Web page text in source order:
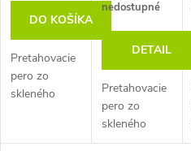
d
u
DO KOŠÍKA
Pretahovacie
pero zo
skleného
11 mm a
nedostupné
DETAIL
Pretahovacie
pero zo
skleného
vlákna s